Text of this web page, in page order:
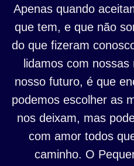
Apenas quando
que tem, e que não
do que fizeram
lidamos com
nosso futuro, é que
podemos escolher as
nos deixam, mas
com amor todos
caminho. O